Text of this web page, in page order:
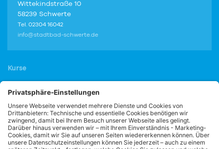
Wittekindstraße 10
58239 Schwerte
Tel. 02304 16042
info@stadtbad-schwerte.de
Kurse
Vereinssport
Portale